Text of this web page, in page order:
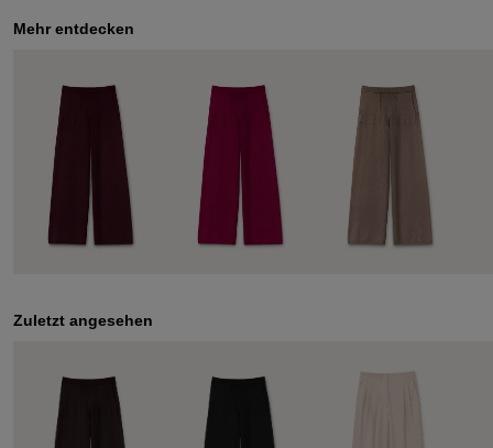
Mehr entdecken
Zuletzt angesehen